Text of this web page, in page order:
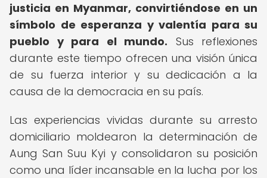
justicia en Myanmar, convirtiéndose en un
símbolo de esperanza y valentía para su
pueblo y para el mundo. Sus reflexiones
durante este tiempo ofrecen una visión única
de su fuerza interior y su dedicación a la
causa de la democracia en su país.
Las experiencias vividas durante su arresto
domiciliario moldearon la determinación de
Aung San Suu Kyi y consolidaron su posición
como una líder incansable en la lucha por los